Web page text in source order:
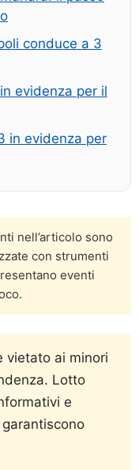
conduce a 3
evidenza per il
in evidenza per
nell’articolo sono
con strumenti
eventi
vietato ai minori
Lotto
e